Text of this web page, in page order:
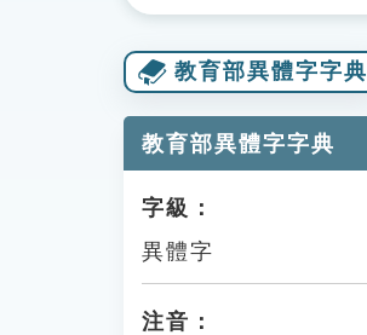
教育部異體字字典
教育部異體字字典
字級：
異體字
注音：